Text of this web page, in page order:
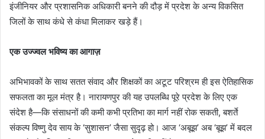
इंजीनियर और प्रशासनिक अधिकारी बनने की दौड़ में प्रदेश के अन्य विकसित
जिलों के साथ कंधे से कंधा मिलाकर खड़े हैं।
एक उज्ज्वल भविष्य का आगाज़
​अभिभावकों के साथ सतत संवाद और शिक्षकों का अटूट परिश्रम ही इस ऐतिहासिक
सफलता का मूल मंत्र है। नारायणपुर की यह उपलब्धि पूरे प्रदेश के लिए एक
संदेश है—कि संसाधनों की कमी कभी प्रतिभा का मार्ग नहीं रोक सकती, बशर्ते
संकल्प विष्णु देव साय के ‘सुशासन’ जैसा सुदृढ़ हो। आज ‘अबूझ’ अब ‘बूझ’ में बदल